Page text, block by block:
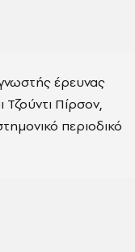
έρευνας
Πίρσον,
περιοδικό